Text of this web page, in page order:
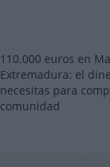
110.000 euros en
Extremadura: el
necesitas para
comunidad